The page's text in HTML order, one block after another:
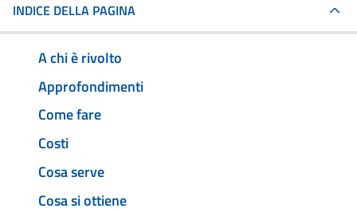
INDICE DELLA PAGINA
A chi è rivolto
Approfondimenti
Come fare
Costi
Cosa serve
Cosa si ottiene